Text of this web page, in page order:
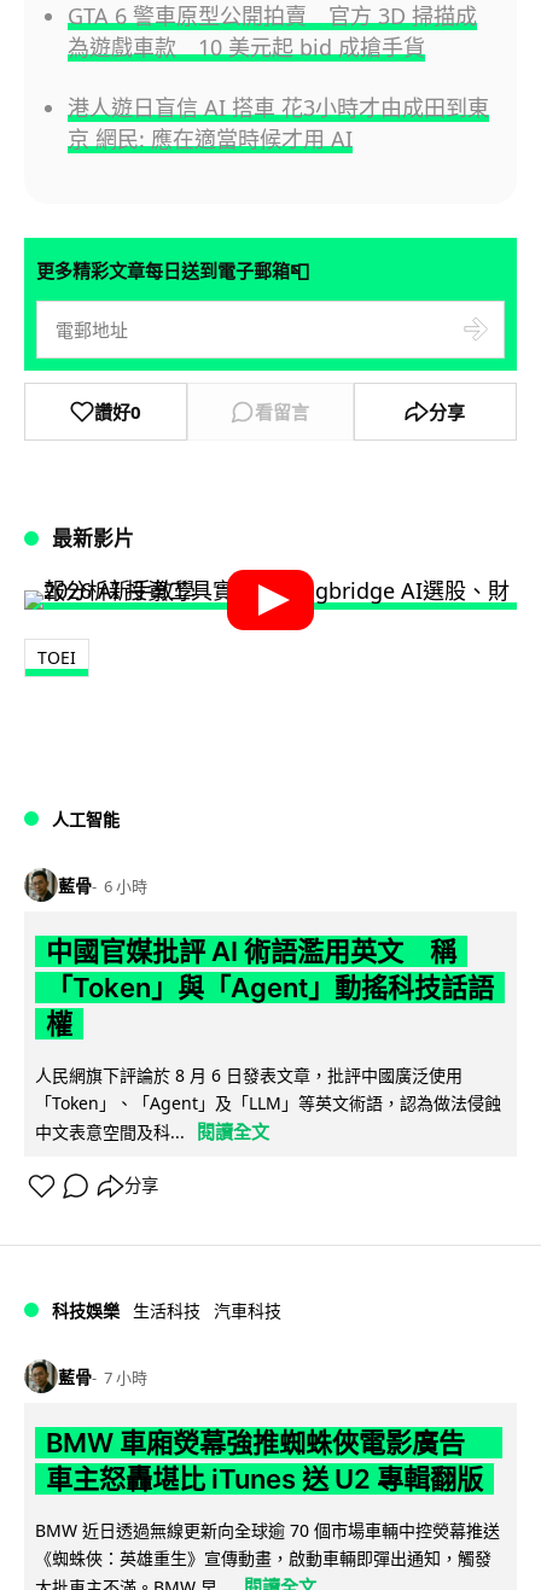
GTA 6 警車原型公開拍賣 官方 3D 掃描成
為遊戲車款 10 美元起 bid 成搶手貨
港人遊日盲信 AI 搭車 花3小時才由成田到東
京 網民: 應在適當時候才用 AI
更多精彩文章每日送到電子郵箱📮
讚好0 看留言 分享
最新影片
TOEI
人工智能
藍骨 6 小時
中國官媒批評 AI 術語濫用英文 稱
「Token」與「Agent」動搖科技話語
權
人民網旗下評論於 8 月 6 日發表文章，批評中國廣泛使用
「Token」、「Agent」及「LLM」等英文術語，認為做法侵蝕
中文表意空間及科...
閱讀全文
分享
科技娛樂 生活科技 汽車科技
藍骨 7 小時
BMW 車廂熒幕強推蜘蛛俠電影廣告
車主怒轟堪比 iTunes 送 U2 專輯翻版
BMW 近日透過無線更新向全球逾 70 個市場車輛中控熒幕推送
《蜘蛛俠：英雄重生》宣傳動畫，啟動車輛即彈出通知，觸發